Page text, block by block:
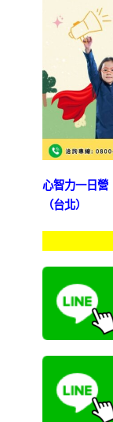
心智力一日營
（台北）